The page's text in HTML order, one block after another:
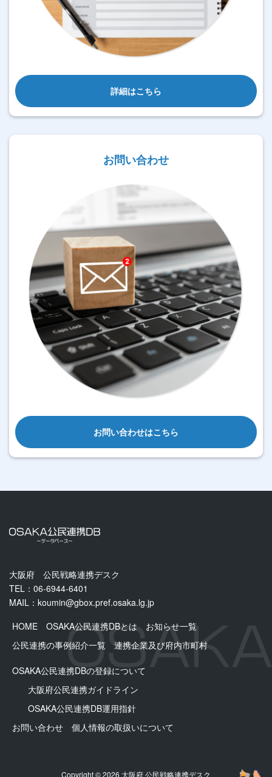
詳細はこちら
お問い合わせ
お問い合わせはこちら
大阪府 公民戦略連携デスク
TEL：06-6944-6401
MAIL： koumin@gbox.pref.osaka.lg.jp
HOME
OSAKA公民連携DBとは
お知らせ一覧
公民連携の事例紹介一覧
連携企業及び府内市町村
OSAKA公民連携DBの登録について
大阪府公民連携ガイドライン
OSAKA公⺠連携DB運用指針
お問い合わせ
個人情報の取扱いについて
Copyright © 2026 大阪府 公民戦略連携デスク